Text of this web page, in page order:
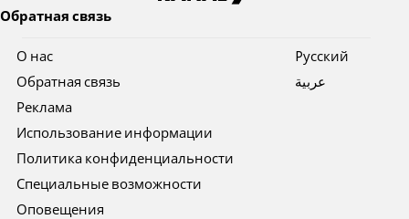
Обратная связь
О нас
Обратная связь
Реклама
Использование информации
Политика конфиденциальности
Специальные возможности
Оповещения
Pусский
عربية